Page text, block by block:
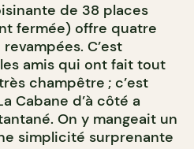
de 38 places
fermée) offre quatre
C’est
amis qui ont fait tout
champêtre ; c’est
Cabane d’à côté a
On y mangeait un
simplicité surprenante